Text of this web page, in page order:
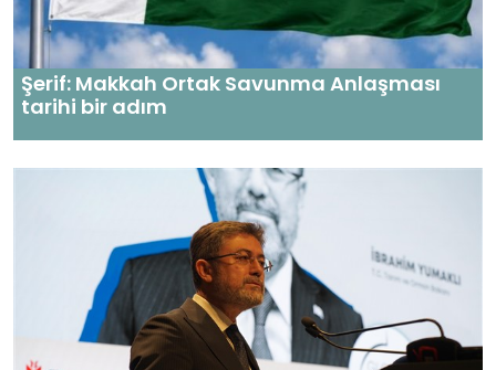
Şerif: Makkah Ortak Savunma Anlaşması
tarihi bir adım